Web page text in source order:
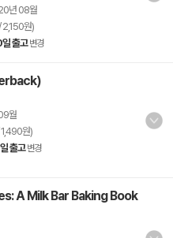
년 08월
2,150원)
출고 변경
월
원)
출고 변경
A Milk Bar Baking Book